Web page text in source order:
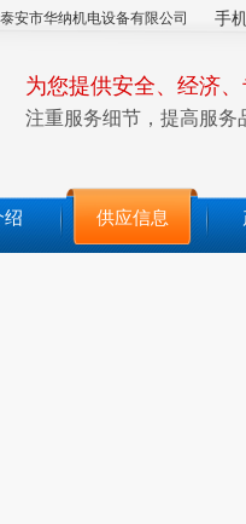
泰安市华纳机电设备有限公司 手
为您提供安全、经济
注重服务细节，提高服务
绍 供应信息